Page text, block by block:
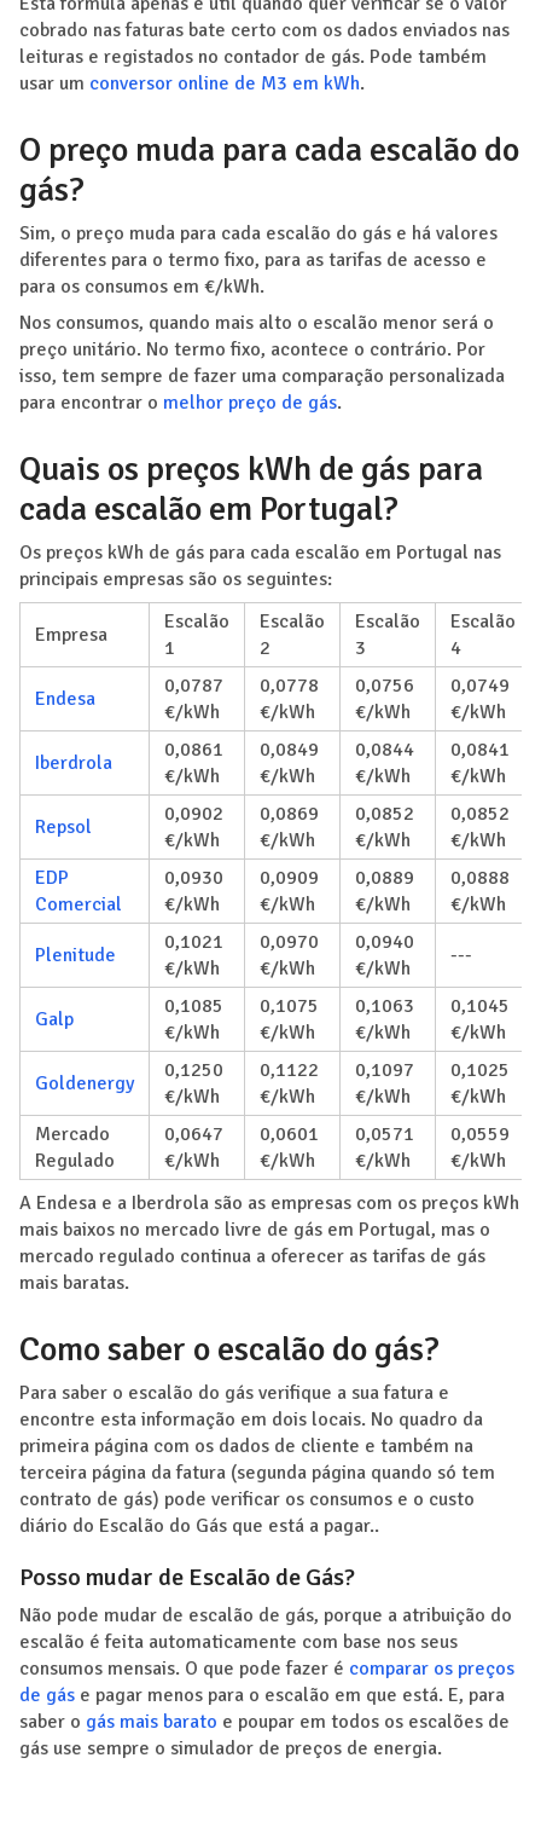
cobrado nas faturas bate certo com os dados enviados nas
leituras e registados no contador de gás. Pode também
usar um conversor online de M3 em kWh.
O preço muda para cada escalão do
gás?
Sim, o preço muda para cada escalão do gás e há valores
diferentes para o termo fixo, para as tarifas de acesso e
para os consumos em €/kWh.
Nos consumos, quando mais alto o escalão menor será o
preço unitário. No termo fixo, acontece o contrário. Por
isso, tem sempre de fazer uma comparação personalizada
para encontrar o melhor preço de gás.
Quais os preços kWh de gás para
cada escalão em Portugal?
Os preços kWh de gás para cada escalão em Portugal nas
principais empresas são os seguintes:
Empresa
Escalão
1
Escalão
2
Escalão
3
Escalão
4
Endesa
0,0787
€/kWh
0,0778
€/kWh
0,0756
€/kWh
0,0749
€/kWh
Iberdrola
0,0861
€/kWh
0,0849
€/kWh
0,0844
€/kWh
0,0841
€/kWh
Repsol
0,0902
€/kWh
0,0869
€/kWh
0,0852
€/kWh
0,0852
€/kWh
EDP
Comercial
0,0930
€/kWh
0,0909
€/kWh
0,0889
€/kWh
0,0888
€/kWh
Plenitude
0,1021
€/kWh
0,0970
€/kWh
0,0940
€/kWh
---
Galp
0,1085
€/kWh
0,1075
€/kWh
0,1063
€/kWh
0,1045
€/kWh
Goldenergy
0,1250
€/kWh
0,1122
€/kWh
0,1097
€/kWh
0,1025
€/kWh
Mercado
Regulado
0,0647
€/kWh
0,0601
€/kWh
0,0571
€/kWh
0,0559
€/kWh
A Endesa e a Iberdrola são as empresas com os preços kWh
mais baixos no mercado livre de gás em Portugal, mas o
mercado regulado continua a oferecer as tarifas de gás
mais baratas.
Como saber o escalão do gás?
Para saber o escalão do gás verifique a sua fatura e
encontre esta informação em dois locais. No quadro da
primeira página com os dados de cliente e também na
terceira página da fatura (segunda página quando só tem
contrato de gás) pode verificar os consumos e o custo
diário do Escalão do Gás que está a pagar..
Posso mudar de Escalão de Gás?
Não pode mudar de escalão de gás, porque a atribuição do
escalão é feita automaticamente com base nos seus
consumos mensais. O que pode fazer é comparar os preços
de gás e pagar menos para o escalão em que está. E, para
saber o gás mais barato e poupar em todos os escalões de
gás use sempre o simulador de preços de energia.